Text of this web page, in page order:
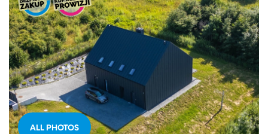
ALL PHOTOS